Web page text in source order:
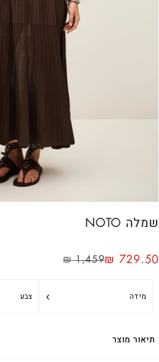
שמלה NOTO
₪1,459₪ 729.50
מידה › צבע
תיאור מוצר